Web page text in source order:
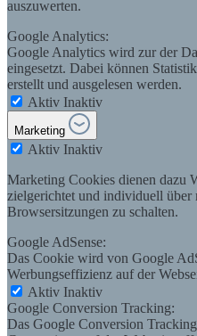
auszuwerten.
Google Analytics:
Google Analytics wird zur der
eingesetzt. Dabei können
erstellt und ausgelesen werden.
Aktiv Inaktiv
Marketing
Aktiv Inaktiv
Marketing Cookies dienen dazu
zielgerichtet und individuell über
Browsersitzungen zu schalten.
Google AdSense:
Das Cookie wird von Google
Werbungseffizienz auf der
Aktiv Inaktiv
Google Conversion Tracking:
Das Google Conversion